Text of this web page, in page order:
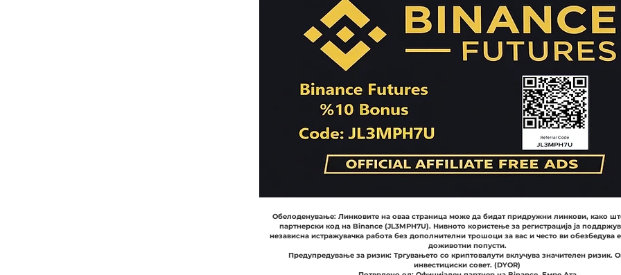
Обелоденување: Линковите на оваа страница може да бидат придружни линкови, како
партнерски код на Binance (JL3MPH7U). Нивното користење за регистрација ја
независна истражувачка работа без дополнителни трошоци за вас и често ви обезбедува
доживотни попусти.
Предупредување за ризик: Тргувањето со криптовалути вклучува значителен ризик.
инвестициски совет. (DYOR)